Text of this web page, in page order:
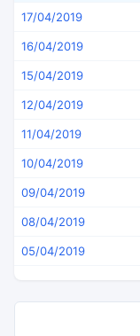
17/04/2019
16/04/2019
15/04/2019
12/04/2019
11/04/2019
10/04/2019
09/04/2019
08/04/2019
05/04/2019